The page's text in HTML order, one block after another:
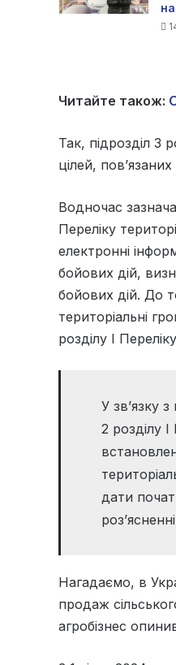
Читайте також:
Так, підрозділ 3
цілей,
Водночас
Переліку
електронні
бойових дій,
бойових дій. До
територіальні
розділу І
У зв’язку
2 розділу
дати
Нагадаємо, в
продаж
агробізнес